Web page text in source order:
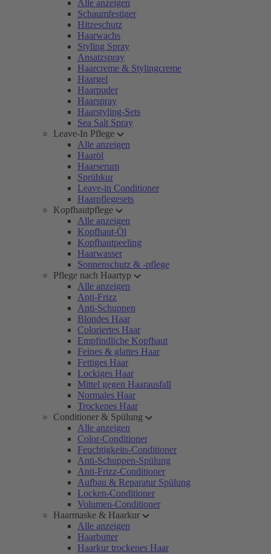
Alle anzeigen
Schaumfestiger
Hitzeschutz
Haarwachs
Styling Spray
Ansatzspray
Haarcreme & Stylingcreme
Haargel
Haarpuder
Haarspray
Haarstyling-Sets
Sea Salt Spray
Leave-In Pflege
Alle anzeigen
Haaröl
Haarserum
Sprühkur
Leave-in Conditioner
Haarpflegesets
Kopfhautpflege
Alle anzeigen
Kopfhaut-Öl
Kopfhautpeeling
Haarwasser
Sonnenschutz & -pflege
Pflege nach Haartyp
Alle anzeigen
Anti-Frizz
Anti-Schuppen
Blondes Haar
Coloriertes Haar
Empfindliche Kopfhaut
Feines & glattes Haar
Fettiges Haar
Lockiges Haar
Mittel gegen Haarausfall
Normales Haar
Trockenes Haar
Conditioner & Spülung
Alle anzeigen
Color-Conditioner
Feuchtigkeits-Conditioner
Anti-Schuppen-Spülung
Anti-Frizz-Conditioner
Aufbau & Reparatur Spülung
Locken-Conditioner
Volumen-Conditioner
Haarmaske & Haarkur
Alle anzeigen
Haarbutter
Haarkur trockenes Haar